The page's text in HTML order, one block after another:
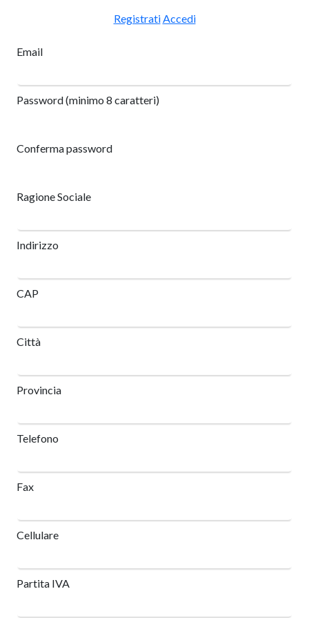
RegistratiAccedi
Email
Password (minimo 8 caratteri)
Conferma password
Ragione Sociale
Indirizzo
CAP
Città
Provincia
Telefono
Fax
Cellulare
Partita IVA